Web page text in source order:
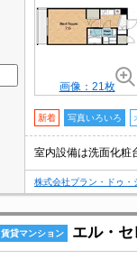
画像：21枚
新着 写真いろいろ
株式会社プラン・ドゥ
賃貸マンション エル・